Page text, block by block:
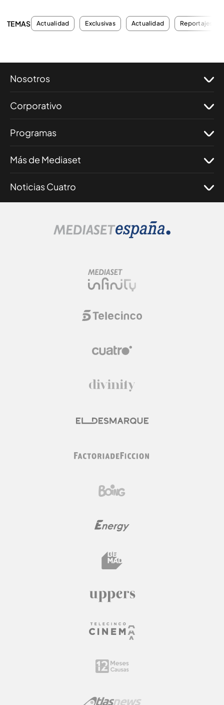
TEMAS Actualidad Exclusivas Actualidad Reportajes
Nosotros
Corporativo
Programas
Más de Mediaset
Noticias Cuatro